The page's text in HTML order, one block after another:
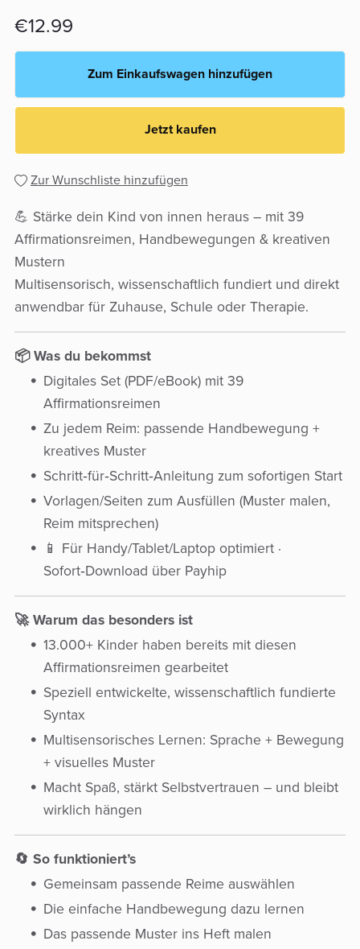
€12.99
Zum Einkaufswagen hinzufügen
Jetzt kaufen
Zur Wunschliste hinzufügen
💪 Stärke dein Kind von innen heraus – mit 39
Affirmationsreimen, Handbewegungen & kreativen
Mustern
Multisensorisch, wissenschaftlich fundiert und direkt
anwendbar für Zuhause, Schule oder Therapie.
📦 Was du bekommst
Digitales Set (PDF/eBook) mit 39
Affirmationsreimen
Zu jedem Reim: passende Handbewegung +
kreatives Muster
Schritt‑für‑Schritt‑Anleitung zum sofortigen Start
Vorlagen/Seiten zum Ausfüllen (Muster malen,
Reim mitsprechen)
📱 Für Handy/Tablet/Laptop optimiert ·
Sofort‑Download über Payhip
🚀 Warum das besonders ist
13.000+ Kinder haben bereits mit diesen
Affirmationsreimen gearbeitet
Speziell entwickelte, wissenschaftlich fundierte
Syntax
Multisensorisches Lernen: Sprache + Bewegung
+ visuelles Muster
Macht Spaß, stärkt Selbstvertrauen – und bleibt
wirklich hängen
🔄 So funktioniert’s
Gemeinsam passende Reime auswählen
Die einfache Handbewegung dazu lernen
Das passende Muster ins Heft malen